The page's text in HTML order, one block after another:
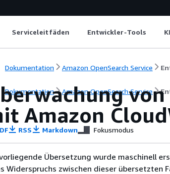
Serviceleitfäden Entwickler-Tools
Dokumentation Amazon OpenSearch Service
Dokumentation Amazon OpenSearch Service
Amazon
RSS Markdown Fokusmodus
Übersetzung wurde maschinell
Widerspruchs zwischen dieser übersetzten